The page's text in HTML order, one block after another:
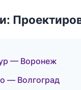
— Воронеж
— Волгоград